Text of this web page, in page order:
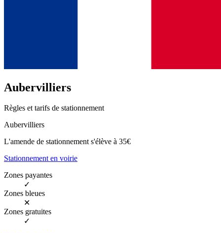
Aubervilliers
Règles et tarifs de stationnement
Aubervilliers
L'amende de stationnement s'élève à 35€
Stationnement en voirie
Zones payantes
✓
Zones bleues
✕
Zones gratuites
✓